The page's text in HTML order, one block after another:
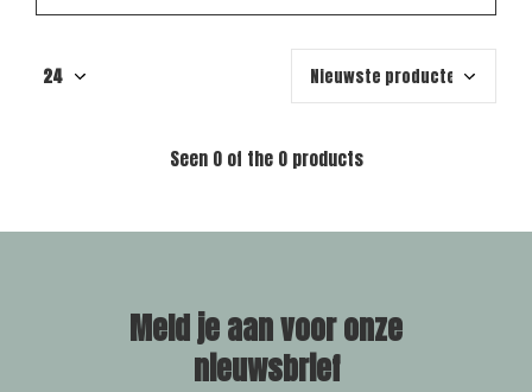
Seen 0 of the 0 products
Meld je aan voor onze
nieuwsbrief